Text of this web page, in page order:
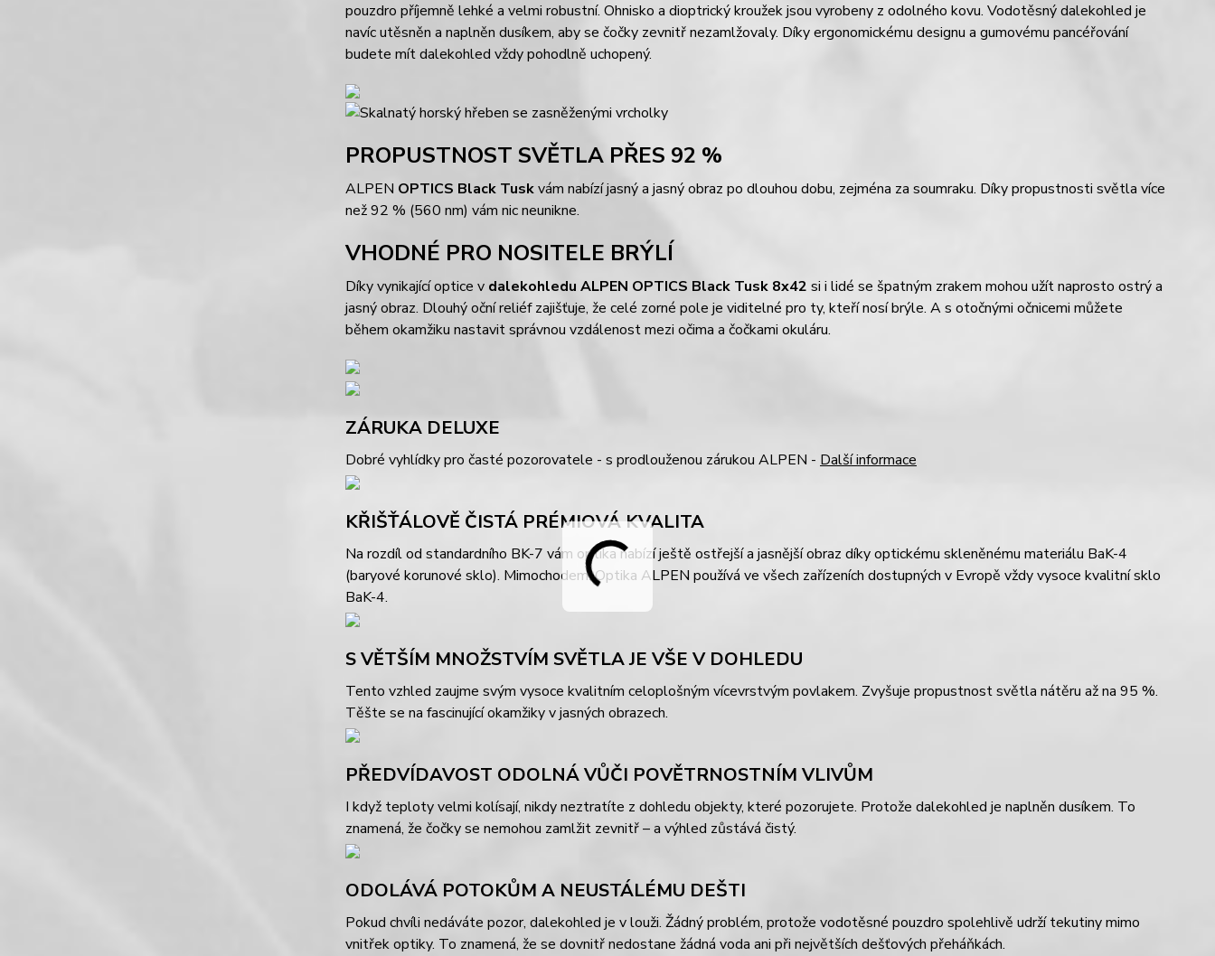
pouzdro příjemně lehké a velmi robustní. Ohnisko a dioptrický kroužek jsou vyrobeny z odolného kovu. Vodotěsný dalekohled je
navíc utěsněn a naplněn dusíkem, aby se čočky zevnitř nezamlžovaly. Díky ergonomickému designu a gumovému pancéřování
budete mít dalekohled vždy pohodlně uchopený.
PROPUSTNOST SVĚTLA PŘES 92 %
ALPEN OPTICS Black Tuskvám nabízí jasný a jasný obraz po dlouhou dobu, zejména za soumraku. Díky propustnosti světla více
než 92 % (560 nm) vám nic neunikne.
VHODNÉ PRO NOSITELE BRÝLÍ
Díky vynikající optice v dalekohledu ALPEN OPTICS Black Tusk 8x42 si i lidé se špatným zrakem mohou užít naprosto ostrý a
jasný obraz. Dlouhý oční reliéf zajišťuje, že celé zorné pole je viditelné pro ty, kteří nosí brýle. A s otočnými očnicemi můžete
během okamžiku nastavit správnou vzdálenost mezi očima a čočkami okuláru.
ZÁRUKA DELUXE
Dobré vyhlídky pro časté pozorovatele - s prodlouženou zárukou ALPEN - Další informace
KŘIŠŤÁLOVĚ ČISTÁ PRÉMIOVÁ KVALITA
Na rozdíl od standardního BK-7 vám optika nabízí ještě ostřejší a jasnější obraz díky optickému skleněnému materiálu BaK-4
(baryové korunové sklo). Mimochodem: Optika ALPEN používá ve všech zařízeních dostupných v Evropě vždy vysoce kvalitní sklo
BaK-4.
S VĚTŠÍM MNOŽSTVÍM SVĚTLA JE VŠE V DOHLEDU
Tento vzhled zaujme svým vysoce kvalitním celoplošným vícevrstvým povlakem. Zvyšuje propustnost světla nátěru až na 95 %.
Těšte se na fascinující okamžiky v jasných obrazech.
PŘEDVÍDAVOST ODOLNÁ VŮČI POVĚTRNOSTNÍM VLIVŮM
I když teploty velmi kolísají, nikdy neztratíte z dohledu objekty, které pozorujete. Protože dalekohled je naplněn dusíkem. To
znamená, že čočky se nemohou zamlžit zevnitř – a výhled zůstává čistý.
ODOLÁVÁ POTOKŮM A NEUSTÁLÉMU DEŠTI
Pokud chvíli nedáváte pozor, dalekohled je v louži. Žádný problém, protože vodotěsné pouzdro spolehlivě udrží tekutiny mimo
vnitřek optiky. To znamená, že se dovnitř nedostane žádná voda ani při největších dešťových přeháňkách.